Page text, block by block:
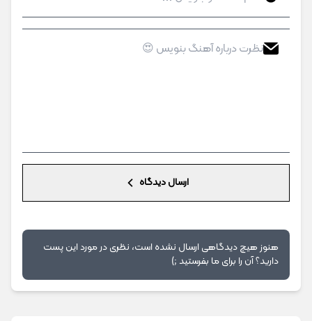
ارسال دیدگاه
هنوز هیچ دیدگاهی ارسال نشده است، نظری در مورد این پست
دارید؟ آن را برای ما بفرستید ;)